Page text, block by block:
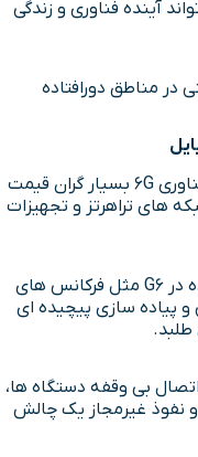
آینده فناوری و زندگی
: زیرساخت های لازم برای فناوری 6G بسیار گران قیمت
های تراهرتز و تجهیزات
: تکنولوژی های مورد استفاده در G6 مثل فرکانس های
پیاده سازی پیچیده ای
بی وقفه دستگاه ها،
نفوذ غیرمجاز یک چالش